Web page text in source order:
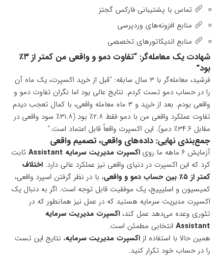
تماس با پشتیبانی فارکس گجتز
منابع افزونه‌های وردپرسی
منابع اندیکاتورهای تخصصی
شهادت یک معامله‌گر: “تفاوت دمو و واقعی من کمتر از ۳٪
بود”
فرشید، معامله‌گر با ۳ سال سابقه: “قبل از خرید اکسپرت، یک ماه آن
را در حساب دمو تست کردم. نتایج عالی بود اما نگران تفاوت دمو و
واقعی بودم. بعد از خرید و ۳ ماه معامله واقعی، با کمال تعجب دیدم
تفاوت عملکرد واقعی من با دمو فقط ۲.۸٪ بود (۳۱.۸٪ سود واقعی در
مقابل ۳۴.۶٪ دمو). این اکسپرت واقعاً قابل اعتماد است.”
جمع‌بندی نهایی: داده‌های واقعی، تصمیم واقعی
آزمایش ۶ ماهه ما روی اکسپرت مدیریت سرمایه Assistant
ثابت
کرد که این اکسپرت در دنیای واقعی نیز عملکرد عالی دارد. اختلاف
کمتر از ۵٪ بین حساب دمو و واقعی
، با در نظر گرفتن اسپرد واقعی،
کمیسیون و اسلیپیج، یک موفقیت قابل توجه است. اگر به دنبال یک
اکسپرت مدیریت سرمایه هستید که در عمل نیز همانطور که در
تئوری وعده می‌دهد عمل کند، اکسپرت مدیریت سرمایه
Assistant انتخابی مطمئن است.
همین حالا با استفاده از اکسپرت مدیریت سرمایه، نتایج این تست
را در حساب خود تکرار کنید.